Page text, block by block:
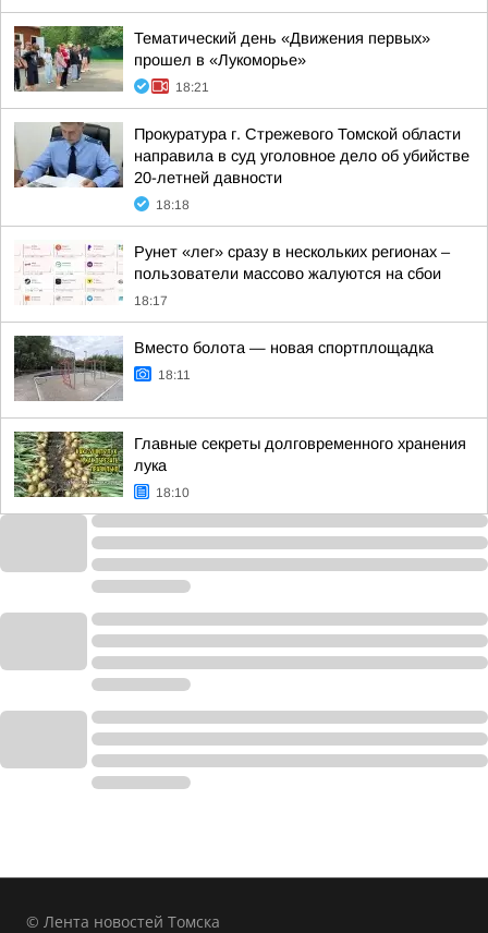
Тематический день «Движения первых»
прошел в «Лукоморье»
18:21
Прокуратура г. Стрежевого Томской области
направила в суд уголовное дело об убийстве
20-летней давности
18:18
Рунет «лег» сразу в нескольких регионах –
пользователи массово жалуются на сбои
18:17
Вместо болота — новая спортплощадка
18:11
Главные секреты долговременного хранения
лука
18:10
© Лента новостей Томска